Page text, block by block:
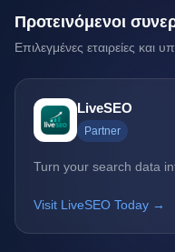
Προτεινόμενοι
Επιλεγμένες εταιρείες και
LiveSEO
Partner
Turn your search data
Visit LiveSEO Today →